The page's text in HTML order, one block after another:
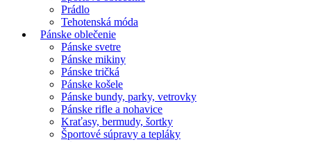
Prádlo
Tehotenská móda
Pánske oblečenie
Pánske svetre
Pánske mikiny
Pánske tričká
Pánske košele
Pánske bundy, parky, vetrovky
Pánske rifle a nohavice
Kraťasy, bermudy, šortky
Športové súpravy a tepláky